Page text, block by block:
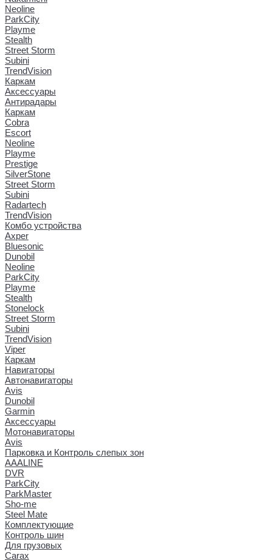
Neoline
ParkCity
Playme
Stealth
Street Storm
Subini
TrendVision
Каркам
Аксессуары
Антирадары
Каркам
Cobra
Escort
Neoline
Playme
Prestige
SilverStone
Street Storm
Subini
Radartech
TrendVision
Комбо устройства
Axper
Bluesonic
Dunobil
Neoline
ParkCity
Playme
Stealth
Stonelock
Street Storm
Subini
TrendVision
Viper
Каркам
Навигаторы
Автонавигаторы
Avis
Dunobil
Garmin
Аксессуары
Мотонавигаторы
Avis
Парковка и Контроль слепых зон
AAALINE
DVR
ParkCity
ParkMaster
Sho-me
Steel Mate
Комплектующие
Контроль шин
Для грузовых
Carax